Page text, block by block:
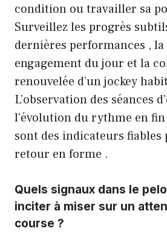
condition ou travailler sa
Surveillez les progrès
dernières performances ,
engagement du jour et la
renouvelée d’un jockey
L’observation des séances
l’évolution du rythme en
sont des indicateurs
retour en forme .
Quels signaux dans le
inciter à miser sur un
course ?